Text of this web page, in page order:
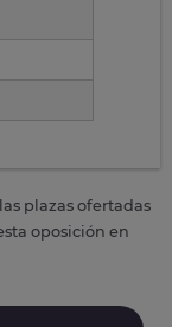
plazas ofertadas
oposición en